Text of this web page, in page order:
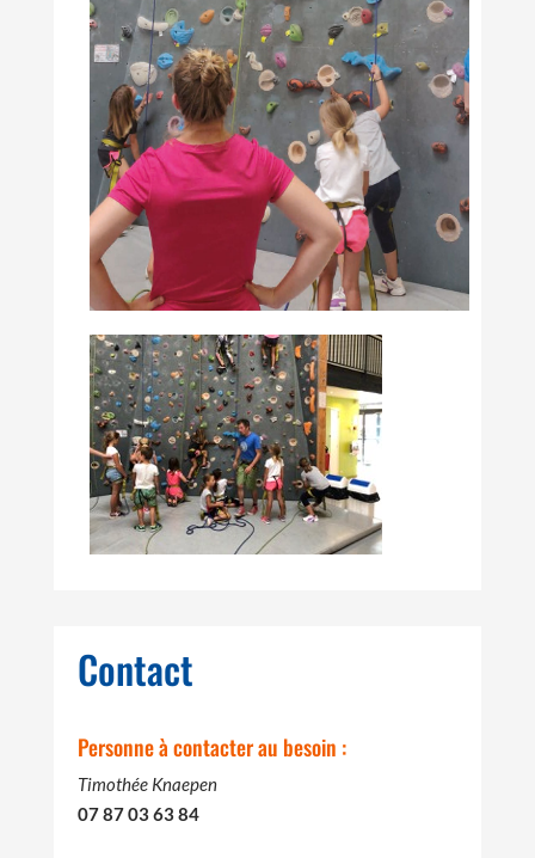
Contact
Personne à contacter au besoin :
Timothée Knaepen
07 87 03 63 84